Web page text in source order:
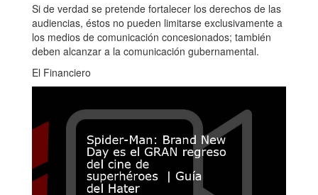
Si de verdad se pretende fortalecer los derechos de las
audiencias, éstos no pueden limitarse exclusivamente a
los medios de comunicación concesionados; también
deben alcanzar a la comunicación gubernamental.
El Financiero